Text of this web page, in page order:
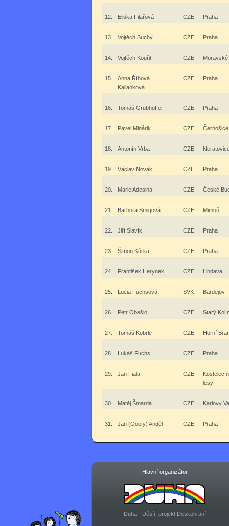
12. Eliška Filařová CZE Praha
13. Vojtěch Suchý CZE Praha
14. Vojtěch Kouřil CZE
15.
Anna Říhová
Kalianková
CZE Praha
16. Tomáš Grubhoffer CZE Praha
17. Pavel Minárik CZE Černošice
18. Antonín Vrba CZE
19. Václav Novák CZE Praha
20. Marie Adesina CZE České
21. Barbora Smigová CZE Mimoň
22. Jiří Slavík CZE Praha
23. Šimon Kůrka CZE Praha
24. František Herynek CZE Lindava
25. Lucia Fuchsová SVK Bardejov
26. Petr Obešlo CZE Starý
27. Tomáš Kobrle CZE Horní
28. Lukáš Fuchs CZE Praha
29. Jan Fiala CZE
Kostelec
lesy
30. Matěj Šmarda CZE Karlovy
31. Jan (Goofy) Anděl CZE Praha
Hlavní organizátor
Duha - Děsír, projekt Deskohraní